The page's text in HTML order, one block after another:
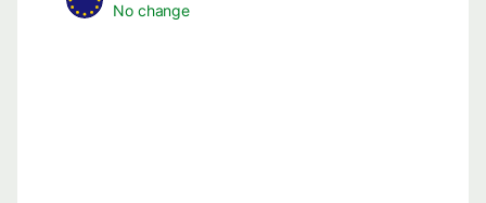
No change